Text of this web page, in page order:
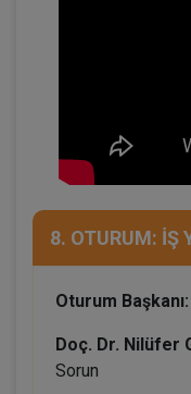
8. OTURUM: İŞ
Oturum
Doç. Dr. Nilüfer
Sorun